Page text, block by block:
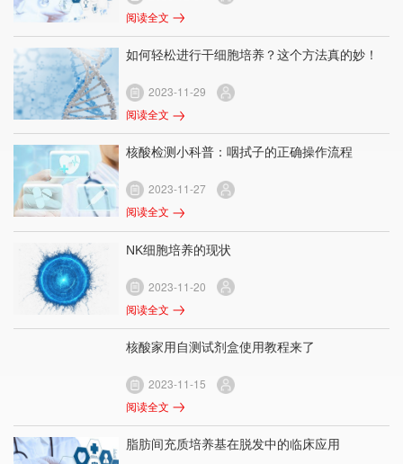
阅读全文
如何轻松进行干细胞培养？这个方法真的妙！
2023-11-29
阅读全文
核酸检测小科普：咽拭子的正确操作流程
2023-11-27
阅读全文
NK细胞培养的现状
2023-11-20
阅读全文
核酸家用自测试剂盒使用教程来了
2023-11-15
阅读全文
脂肪间充质培养基在脱发中的临床应用